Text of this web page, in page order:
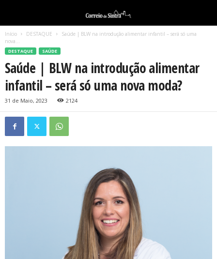
Início DESTAQUE
Saúde | BLW na introdução alimentar infantil – será só uma
nova...
DESTAQUE SAÚDE
Saúde | BLW na introdução alimentar
infantil – será só uma nova moda?
31 de Maio, 2023 2124